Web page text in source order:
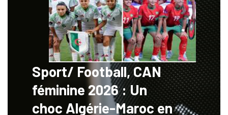
Sport/ Football, CAN
féminine 2026 : Un
choc Algérie-Maroc en